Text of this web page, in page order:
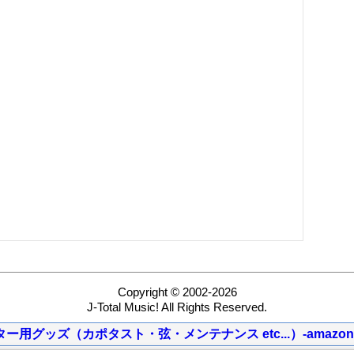
Copyright © 2002-2026
J-Total Music! All Rights Reserved.
ー用グッズ（カポタスト・弦・メンテナンス etc...）-